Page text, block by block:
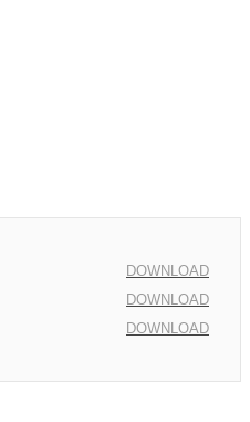
DOWNLOAD
DOWNLOAD
DOWNLOAD